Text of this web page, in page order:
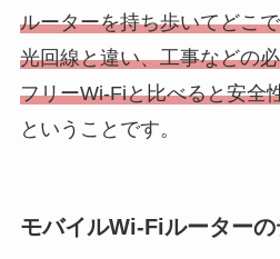
ルーターを持ち歩いてどこ
光回線と違い、工事などの
フリーWi-Fiと比べると安全
ということです。
モバイルWi-Fiルーターの